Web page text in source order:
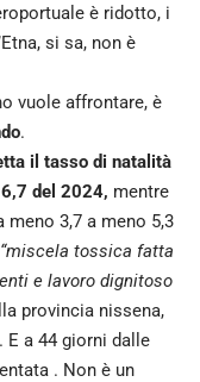
è ridotto, i
si sa, non è
vuole affrontare, è
.
il tasso di natalità
del 2024, mentre
3,7 a meno 5,3
“miscela tossica fatta
e lavoro dignitoso
provincia nissena,
E a 44 giorni dalle
. Non è un